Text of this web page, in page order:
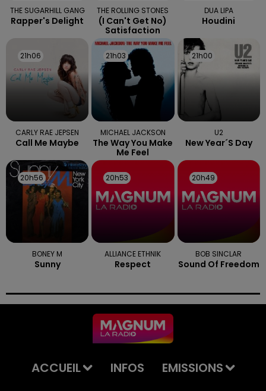
THE SUGARHILL GANG
Rapper's Delight
THE ROLLING STONES
(i Can't Get No)
Satisfaction
DUA LIPA
Houdini
21h06
21h06
CARLY RAE JEPSEN
Call Me Maybe
21h03
21h03
MICHAEL JACKSON
The Way You Make
Me Feel
21h00
21h00
U2
New Year´s Day
20h56
20h56
BONEY M
Sunny
20h53
20h53
ALLIANCE ETHNIK
Respect
20h49
20h49
BOB SINCLAR
Sound Of Freedom
ACCUEIL INFOS
EMISSIONS